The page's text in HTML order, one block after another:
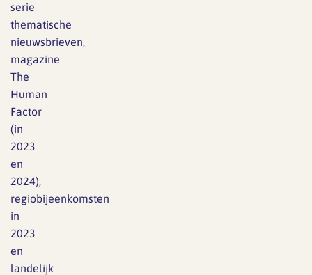
serie
thematische
nieuwsbrieven,
magazine
The
Human
Factor
(in
2023
en
2024),
regiobijeenkomsten
in
2023
en
landelijk